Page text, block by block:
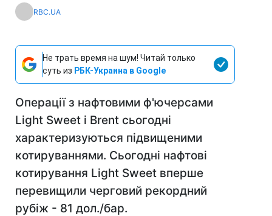
RBC.UA
Не трать время на шум! Читай только
суть из РБК-Украина в Google
Операції з нафтовими ф'ючерсами
Light Sweet і Brent сьогодні
характеризуються підвищеними
котируваннями. Сьогодні нафтові
котирування Light Sweet вперше
перевищили черговий рекордний
рубіж - 81 дол./бар.